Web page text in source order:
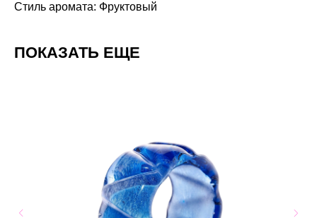
Стиль аромата: Фруктовый
ПОКАЗАТЬ ЕЩЕ